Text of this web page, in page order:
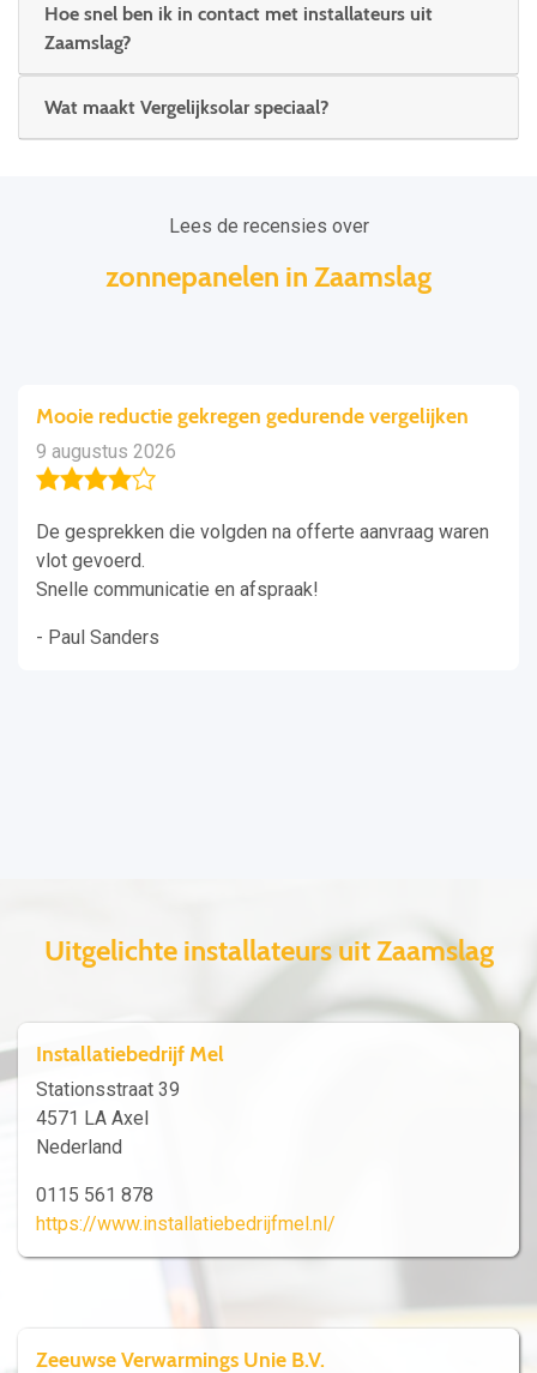
Hoe snel ben ik in contact met installateurs uit
Zaamslag?
Wat maakt Vergelijksolar speciaal?
Lees de recensies over
zonnepanelen in Zaamslag
Mooie reductie gekregen gedurende vergelijken
9 augustus 2026
De gesprekken die volgden na offerte aanvraag waren
vlot gevoerd.
Snelle communicatie en afspraak!
- Paul Sanders
Uitgelichte installateurs uit Zaamslag
Installatiebedrijf Mel
Stationsstraat 39
4571 LA Axel
Nederland
0115 561 878
https://www.installatiebedrijfmel.nl/
Zeeuwse Verwarmings Unie B.V.